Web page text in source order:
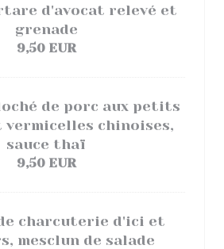
d'avocat relevé et
grenade
9,50 EUR
de porc aux petits
vermicelles chinoises,
sauce thaï
9,50 EUR
charcuterie d'ici et
mesclun de salade